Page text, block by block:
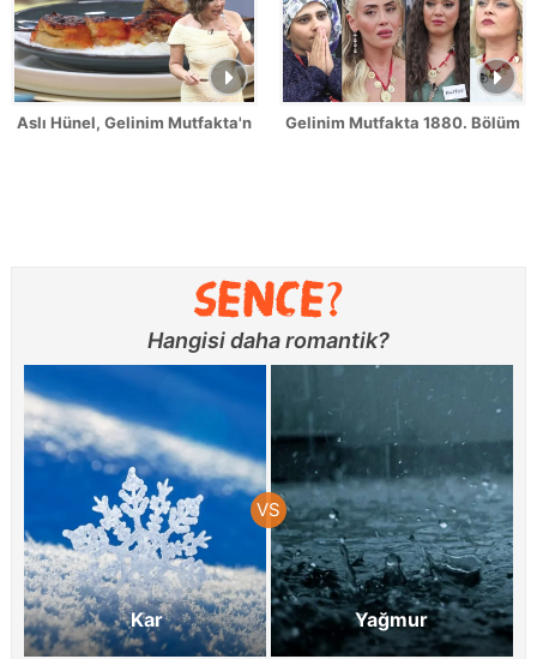
Aslı Hünel, Gelinim Mutfakta'nın 1879. Bölümünde en yüksek
Gelinim Mutfakta 1880. Bölüm
Hangisi daha romantik?
Kar Yağmur